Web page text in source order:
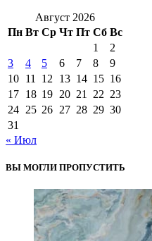
Август 2026
Пн Вт Ср Чт Пт Сб Вс
1
2
3
4 5 6 7 8
9
10 11 12 13 14 15 16
17 18 19 20 21 22 23
24 25 26 27 28 29 30
31
« Июл
ВЫ МОГЛИ ПРОПУСТИТЬ